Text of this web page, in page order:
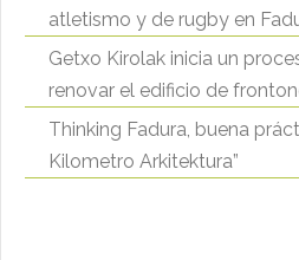
atletismo y de rugby en
Getxo Kirolak inicia un
renovar el edificio de
Thinking Fadura, buena
Kilometro Arkitektura”